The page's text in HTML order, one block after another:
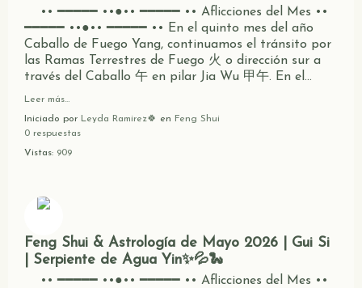
•• ━━━━━ ••●•• ━━━━━ •• Aflicciones del Mes ••
━━━━━ ••●•• ━━━━━ •• En el quinto mes del año
Caballo de Fuego Yang, continuamos el tránsito por
las Ramas Terrestres de Fuego 火 o dirección sur a
través del Caballo 午 en pilar Jia Wu 甲午. En el…
Leer más…
Iniciado por Leyda Ramirez🍀 en Feng Shui
0 respuestas
Vistas: 909
Feng Shui & Astrología de Mayo 2026 | Gui Si
| Serpiente de Agua Yin✨💦🐍
•• ━━━━━ ••●•• ━━━━━ •• Aflicciones del Mes ••